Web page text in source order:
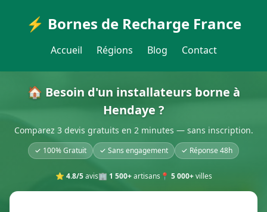
⚡ Bornes de Recharge France
Accueil Régions Blog Contact
🏠 Besoin d'un installateurs borne à
Hendaye ?
Comparez 3 devis gratuits en 2 minutes — sans inscription.
✓ 100% Gratuit ✓ Sans engagement ✓ Réponse 48h
⭐ 4.8/5avis🏢 1 500+artisans 📍 5 000+villes